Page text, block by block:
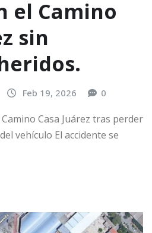
el Camino
sin
Feb 19, 2026 0
Casa Juárez tras perder
vehículo El accidente se